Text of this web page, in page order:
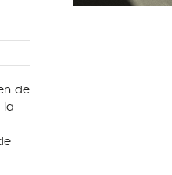
de
la